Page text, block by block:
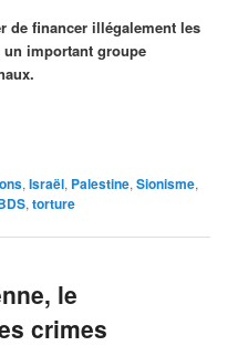
de financer illégalement les
important groupe
,Israël, Palestine,Sionisme,
,torture
le
crimes